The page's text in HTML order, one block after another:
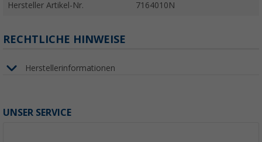
Hersteller Artikel-Nr. 7164010N
RECHTLICHE HINWEISE
Herstellerinformationen
UNSER SERVICE